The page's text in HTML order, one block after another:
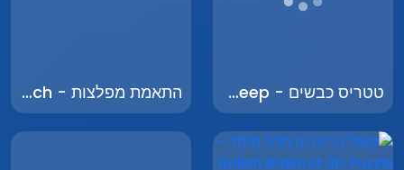
טטריס כבשים - Tetris Sheep התאמת מפלצות - Monster Match